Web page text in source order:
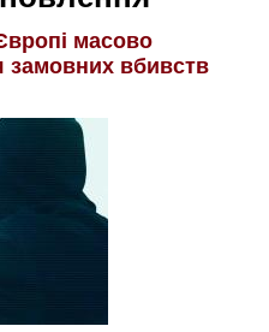
масово
замовних вбивств